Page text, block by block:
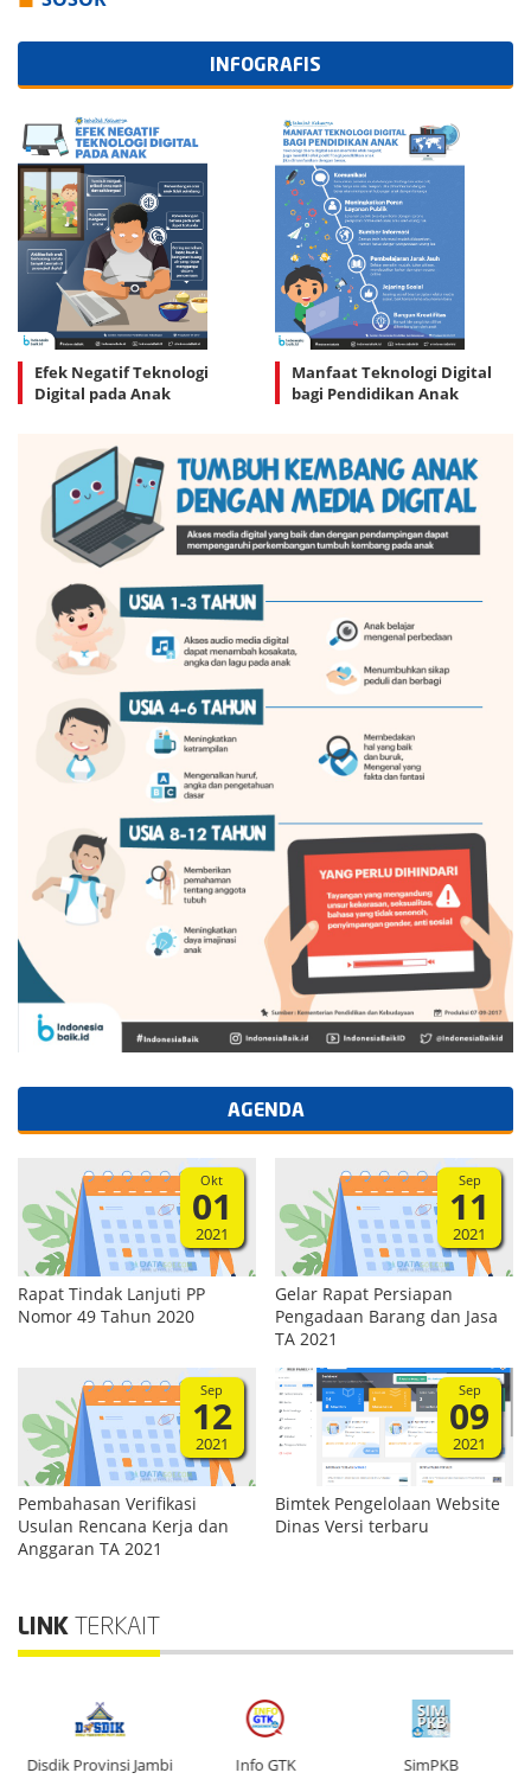
INFOGRAFIS
Efek Negatif Teknologi
Digital pada Anak
Manfaat Teknologi Digital
bagi Pendidikan Anak
AGENDA
Okt
01
2021
Rapat Tindak Lanjuti PP
Nomor 49 Tahun 2020
Sep
11
2021
Gelar Rapat Persiapan
Pengadaan Barang dan Jasa
TA 2021
Sep
12
2021
Pembahasan Verifikasi
Usulan Rencana Kerja dan
Anggaran TA 2021
Sep
09
2021
Bimtek Pengelolaan Website
Dinas Versi terbaru
LINK TERKAIT
Disdik Provinsi Jambi Info GTK SimPKB